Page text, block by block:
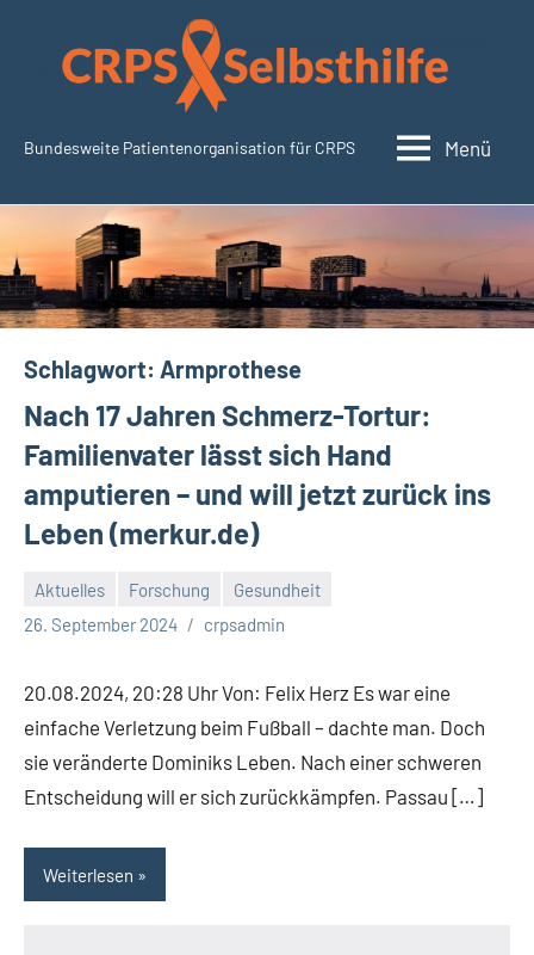
springen
CRPSSelbsthilfe.org
Bundesweite Patientenorganisation für CRPS Menü
Schlagwort: Armprothese
Nach 17 Jahren Schmerz-Tortur:
Familienvater lässt sich Hand
amputieren – und will jetzt zurück ins
Leben (merkur.de)
Aktuelles Forschung
Gesundheit
26. September 2024
crpsadmin
20.08.2024, 20:28 Uhr Von: Felix Herz Es war eine
einfache Verletzung beim Fußball – dachte man. Doch
sie veränderte Dominiks Leben. Nach einer schweren
Entscheidung will er sich zurückkämpfen. Passau […]
Weiterlesen